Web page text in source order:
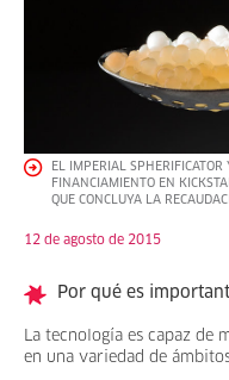
EL IMPERIAL
FINANCIAMIENTO EN
QUE CONCLUYA LA
12 de agosto de 2015
Por qué es
La tecnología es capaz de
en una variedad de